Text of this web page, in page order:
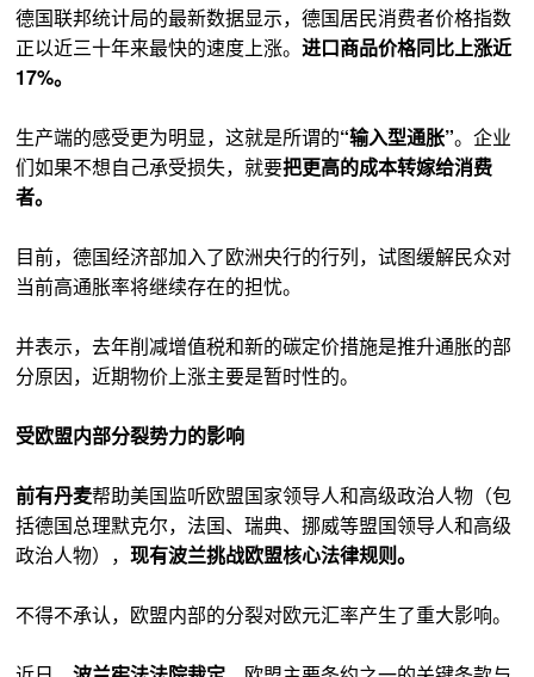
德国联邦统计局的最新数据显示，德国居民消费者价格指数
正以近三十年来最快的速度上涨。进口商品价格同比上涨近
17%。
生产端的感受更为明显，这就是所谓的“输入型通胀”。企业
们如果不想自己承受损失，就要把更高的成本转嫁给消费
者。
目前，德国经济部加入了欧洲央行的行列，试图缓解民众对
当前高通胀率将继续存在的担忧。
并表示，去年削减增值税和新的碳定价措施是推升通胀的部
分原因，近期物价上涨主要是暂时性的。
受欧盟内部分裂势力的影响
前有丹麦帮助美国监听欧盟国家领导人和高级政治人物（包
括德国总理默克尔，法国、瑞典、挪威等盟国领导人和高级
政治人物），现有波兰挑战欧盟核心法律规则。
不得不承认，欧盟内部的分裂对欧元汇率产生了重大影响。